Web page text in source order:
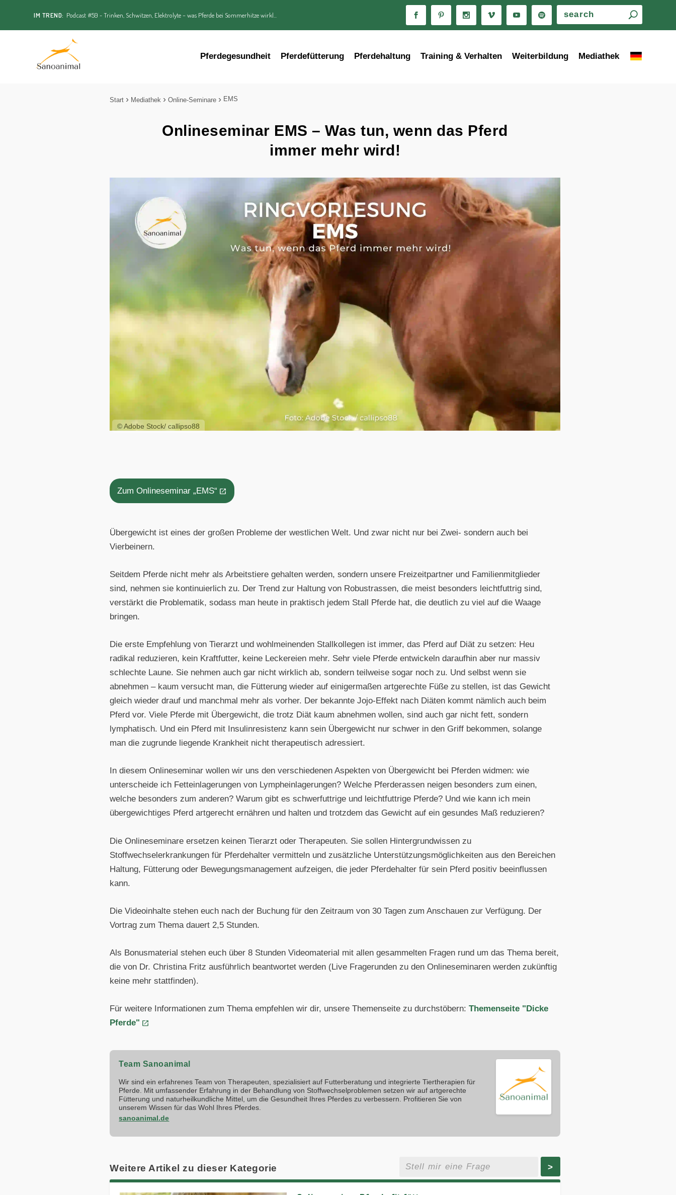
IM TREND: Podcast #59 - Trinken, Schwitzen, Elektrolyte – was Pferde bei Sommerhitze wirkl...
Pferdegesundheit Pferdefütterung Pferdehaltung Training & Verhalten Weiterbildung Mediathek
Start Mediathek Online-Seminare EMS
Onlineseminar EMS – Was tun, wenn das Pferd
immer mehr wird!
© Adobe Stock/ callipso88
Zum Onlineseminar „EMS“
Übergewicht ist eines der großen Probleme der westlichen Welt. Und zwar nicht nur bei Zwei- sondern auch bei
Vierbeinern.
Seitdem Pferde nicht mehr als Arbeitstiere gehalten werden, sondern unsere Freizeitpartner und Familienmitglieder
sind, nehmen sie kontinuierlich zu. Der Trend zur Haltung von Robustrassen, die meist besonders leichtfuttrig sind,
verstärkt die Problematik, sodass man heute in praktisch jedem Stall Pferde hat, die deutlich zu viel auf die Waage
bringen.
Die erste Empfehlung von Tierarzt und wohlmeinenden Stallkollegen ist immer, das Pferd auf Diät zu setzen: Heu
radikal reduzieren, kein Kraftfutter, keine Leckereien mehr. Sehr viele Pferde entwickeln daraufhin aber nur massiv
schlechte Laune. Sie nehmen auch gar nicht wirklich ab, sondern teilweise sogar noch zu. Und selbst wenn sie
abnehmen – kaum versucht man, die Fütterung wieder auf einigermaßen artgerechte Füße zu stellen, ist das Gewicht
gleich wieder drauf und manchmal mehr als vorher. Der bekannte Jojo-Effekt nach Diäten kommt nämlich auch beim
Pferd vor. Viele Pferde mit Übergewicht, die trotz Diät kaum abnehmen wollen, sind auch gar nicht fett, sondern
lymphatisch. Und ein Pferd mit Insulinresistenz kann sein Übergewicht nur schwer in den Griff bekommen, solange
man die zugrunde liegende Krankheit nicht therapeutisch adressiert.
In diesem Onlineseminar wollen wir uns den verschiedenen Aspekten von Übergewicht bei Pferden widmen: wie
unterscheide ich Fetteinlagerungen von Lympheinlagerungen? Welche Pferderassen neigen besonders zum einen,
welche besonders zum anderen? Warum gibt es schwerfuttrige und leichtfuttrige Pferde? Und wie kann ich mein
übergewichtiges Pferd artgerecht ernähren und halten und trotzdem das Gewicht auf ein gesundes Maß reduzieren?
Die Onlineseminare ersetzen keinen Tierarzt oder Therapeuten. Sie sollen Hintergrundwissen zu
Stoffwechselerkrankungen für Pferdehalter vermitteln und zusätzliche Unterstützungsmöglichkeiten aus den Bereichen
Haltung, Fütterung oder Bewegungsmanagement aufzeigen, die jeder Pferdehalter für sein Pferd positiv beeinflussen
kann.
Die Videoinhalte stehen euch nach der Buchung für den Zeitraum von 30 Tagen zum Anschauen zur Verfügung. Der
Vortrag zum Thema dauert 2,5 Stunden.
Als Bonusmaterial stehen euch über 8 Stunden Videomaterial mit allen gesammelten Fragen rund um das Thema bereit,
die von Dr. Christina Fritz ausführlich beantwortet werden (Live Fragerunden zu den Onlineseminaren werden zukünftig
keine mehr stattfinden).
Für weitere Informationen zum Thema empfehlen wir dir, unsere Themenseite zu durchstöbern:Themenseite "Dicke
Pferde"
Team Sanoanimal
Wir sind ein erfahrenes Team von Therapeuten, spezialisiert auf Futterberatung und integrierte Tiertherapien für
Pferde. Mit umfassender Erfahrung in der Behandlung von Stoffwechselproblemen setzen wir auf artgerechte
Fütterung und naturheilkundliche Mittel, um die Gesundheit Ihres Pferdes zu verbessern. Profitieren Sie von
unserem Wissen für das Wohl Ihres Pferdes.
sanoanimal.de
Weitere Artikel zu dieser Kategorie >